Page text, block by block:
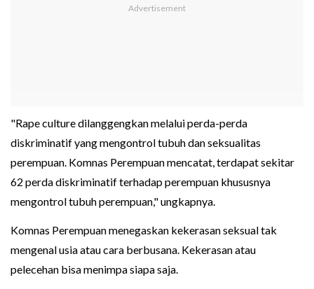
"Rape culture dilanggengkan melalui perda-perda
diskriminatif yang mengontrol tubuh dan seksualitas
perempuan. Komnas Perempuan mencatat, terdapat sekitar
62 perda diskriminatif terhadap perempuan khususnya
mengontrol tubuh perempuan," ungkapnya.
Komnas Perempuan menegaskan kekerasan seksual tak
mengenal usia atau cara berbusana. Kekerasan atau
pelecehan bisa menimpa siapa saja.